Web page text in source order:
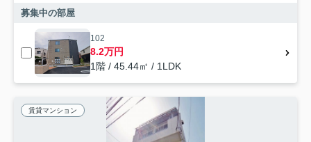
募集中の部屋
102
8.2万円
1階 / 45.44㎡ / 1LDK
賃貸マンション